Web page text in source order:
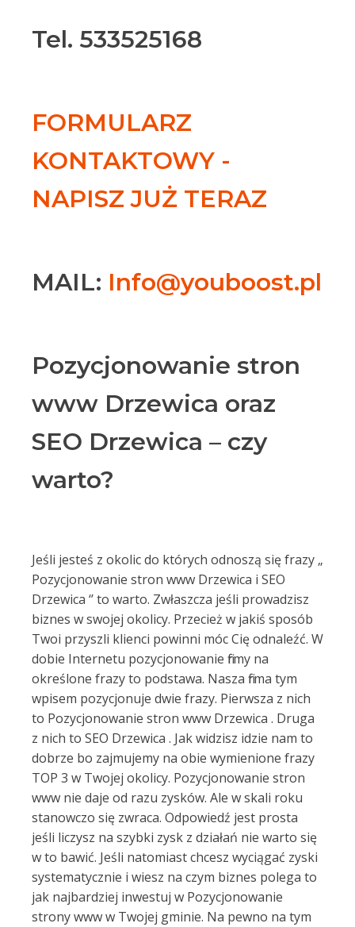
Tel. 533525168
FORMULARZ
KONTAKTOWY -
NAPISZ JUŻ TERAZ
MAIL: Info@youboost.pl
Pozycjonowanie stron
www Drzewica oraz
SEO Drzewica – czy
warto?
Jeśli jesteś z okolic do których odnoszą się frazy „
Pozycjonowanie stron www Drzewica i SEO
Drzewica ‘’ to warto. Zwłaszcza jeśli prowadzisz
biznes w swojej okolicy. Przecież w jakiś sposób
Twoi przyszli klienci powinni móc Cię odnaleźć. W
dobie Internetu pozycjonowanie firmy na
określone frazy to podstawa. Nasza firma tym
wpisem pozycjonuje dwie frazy. Pierwsza z nich
to Pozycjonowanie stron www Drzewica . Druga
z nich to SEO Drzewica . Jak widzisz idzie nam to
dobrze bo zajmujemy na obie wymienione frazy
TOP 3 w Twojej okolicy. Pozycjonowanie stron
www nie daje od razu zysków. Ale w skali roku
stanowczo się zwraca. Odpowiedź jest prosta
jeśli liczysz na szybki zysk z działań nie warto się
w to bawić. Jeśli natomiast chcesz wyciągać zyski
systematycznie i wiesz na czym biznes polega to
jak najbardziej inwestuj w Pozycjonowanie
strony www w Twojej gminie. Na pewno na tym